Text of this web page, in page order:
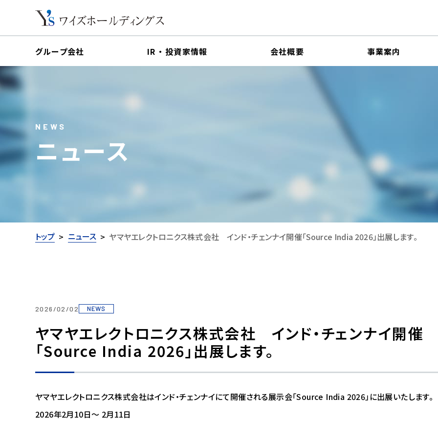
グループ会社 IR ・ 投資家情報
社長IRメッセージ
IRカレンダー
コーポレートガバナンス
免責事項
会社概要
会社概要
事業案内
NEWS
ニュース
トップ ニュース ヤマヤエレクトロニクス株式会社 インド・チェンナイ開催「Source India 2026」出展します。
2026/02/02 NEWS
ヤマヤエレクトロニクス株式会社 インド・チェンナイ開催
「Source India 2026」出展します。
ヤマヤエレクトロニクス株式会社はインド・チェンナイにて開催される展示会「Source India 2026」に出展いたします。
2026年2月10日～ 2月11日